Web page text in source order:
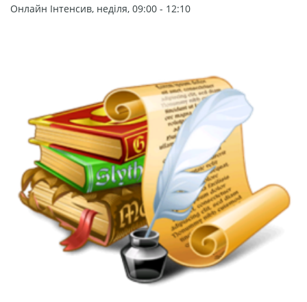
Онлайн Інтенсив, неділя, 09:00 - 12:10